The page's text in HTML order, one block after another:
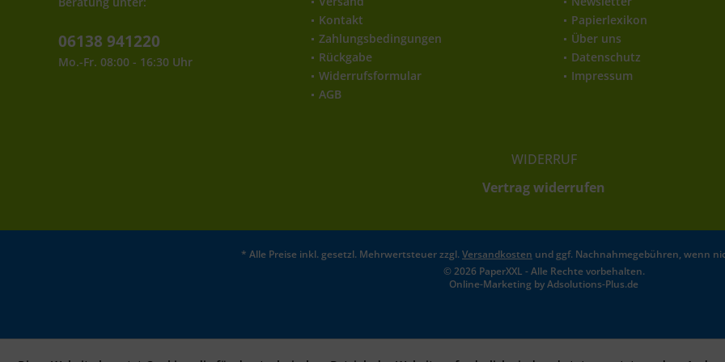
06138 941220
Mo.-Fr. 08:00 - 16:30 Uhr
Kontakt
Zahlungsbedingungen
Rückgabe
Widerrufsformular
AGB
Papierlexikon
Über uns
Datenschutz
Impressum
WIDERRUF
Vertrag widerrufen
* Alle Preise inkl. gesetzl. Mehrwertsteuer zzgl.Versandkosten und ggf. Nachnahmegebühren, wenn
© 2026 PaperXXL - Alle Rechte vorbehalten.
Online-Marketing byAdsolutions-Plus.de